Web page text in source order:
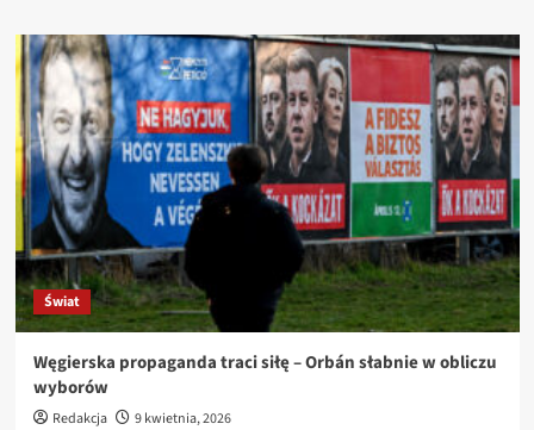
Świat
Węgierska propaganda traci siłę – Orbán słabnie w obliczu
wyborów
Redakcja 9 kwietnia, 2026